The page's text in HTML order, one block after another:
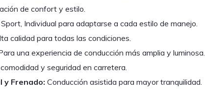
de confort y estilo.
Individual para adaptarse a cada estilo de manejo.
calidad para todas las condiciones.
una experiencia de conducción más amplia y luminosa.
y seguridad en carretera.
y Frenado: Conducción asistida para mayor tranquilidad.